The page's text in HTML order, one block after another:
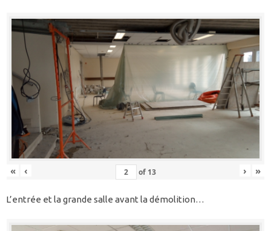
« ‹ of 13 › »
L’entrée et la grande salle avant la démolition…